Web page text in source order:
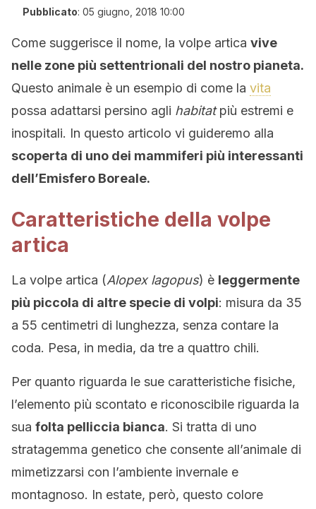
Pubblicato: 05 giugno, 2018 10:00
Come suggerisce il nome, la volpe artica vive
nelle zone più settentrionali del nostro pianeta.
Questo animale è un esempio di come la vita
possa adattarsi persino agli habitatpiù estremi e
inospitali. In questo articolo vi guideremo alla
scoperta di uno dei mammiferi più interessanti
dell’Emisfero Boreale.
Caratteristiche della volpe
artica
La volpe artica (Alopex lagopus) è leggermente
più piccola di altre specie di volpi: misura da 35
a 55 centimetri di lunghezza, senza contare la
coda. Pesa, in media, da tre a quattro chili.
Per quanto riguarda le sue caratteristiche fisiche,
l’elemento più scontato e riconoscibile riguarda la
sua folta pelliccia bianca. Si tratta di uno
stratagemma genetico che consente all’animale di
mimetizzarsi con l’ambiente invernale e
montagnoso. In estate, però, questo colore